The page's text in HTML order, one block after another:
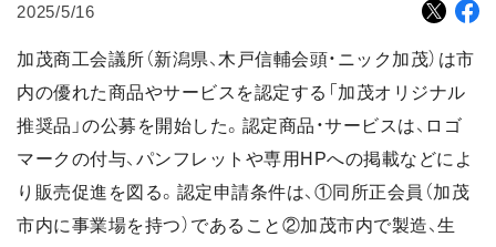
2025/5/16
加茂商工会議所（新潟県、木戸信輔会頭・ニック加茂）は市
内の優れた商品やサービスを認定する「加茂オリジナル
推奨品」の公募を開始した。認定商品・サービスは、ロゴ
マークの付与、パンフレットや専用HPへの掲載などによ
り販売促進を図る。認定申請条件は、①同所正会員（加茂
市内に事業場を持つ）であること②加茂市内で製造、生